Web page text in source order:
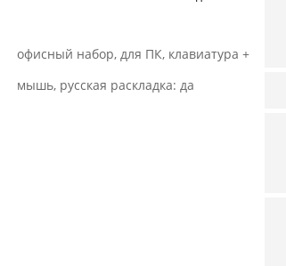
офисный набор, для ПК, клавиатура +
мышь, русская раскладка: да